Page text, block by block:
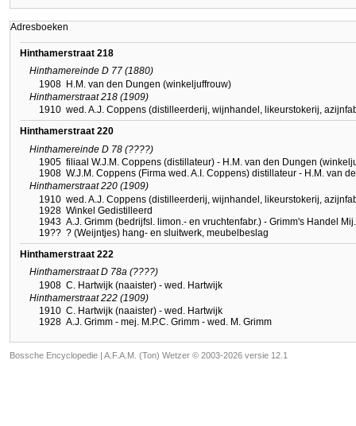
Adresboeken
Hinthamerstraat 218
Hinthamereinde D 77 (1880)
1908 H.M. van den Dungen (winkeljuffrouw)
Hinthamerstraat 218 (1909)
1910 wed. A.J. Coppens (distilleerderij, wijnhandel, likeurstokerij,
Hinthamerstraat 220
Hinthamereinde D 78 (????)
1905 filiaal W.J.M. Coppens (distillateur) - H.M. van den Dungen
1908 W.J.M. Coppens (Firma wed. A.I. Coppens) distillateur - H.M. van
Hinthamerstraat 220 (1909)
1910 wed. A.J. Coppens (distilleerderij, wijnhandel, likeurstokerij,
1928 Winkel Gedistilleerd
1943 A.J. Grimm (bedrijfsl. limon.- en vruchtenfabr.) - Grimm's Handel
19?? ? (Weijntjes) hang- en sluitwerk, meubelbeslag
Hinthamerstraat 222
Hinthamerstraat D 78a (????)
1908 C. Hartwijk (naaister) - wed. Hartwijk
Hinthamerstraat 222 (1909)
1910 C. Hartwijk (naaister) - wed. Hartwijk
1928 A.J. Grimm - mej. M.P.C. Grimm - wed. M. Grimm
Bossche Encyclopedie | A.F.A.M. (Ton) Wetzer © 2003-2026 versie 12.1